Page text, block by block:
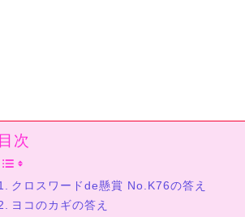
目次
クロスワードde懸賞 No.K76の答え
ヨコのカギの答え